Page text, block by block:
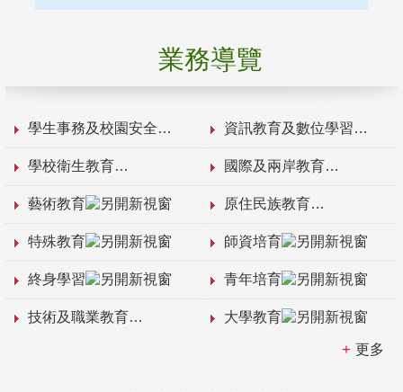
業務導覽
學生事務及校園安全 資訊教育及數位學習
學校衛生教育 國際及兩岸教育
藝術教育 原住民族教育
特殊教育 師資培育
終身學習 青年培育
技術及職業教育 大學教育
更多